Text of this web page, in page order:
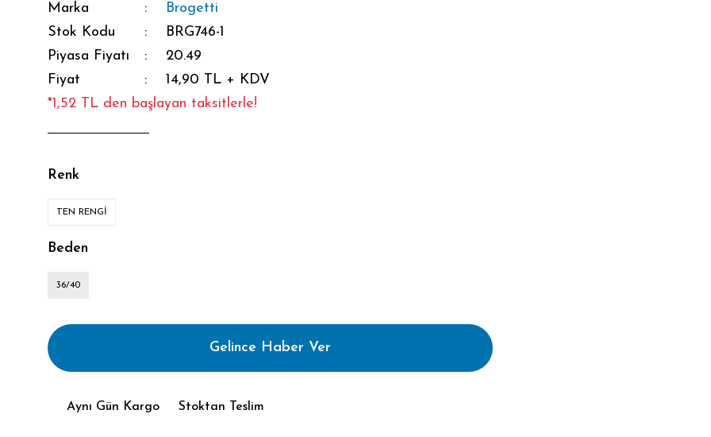
Marka
Brogetti
Stok Kodu
BRG746-1
Piyasa Fiyatı
20.49
Fiyat
14,90 TL + KDV
*1,52 TL den başlayan taksitlerle!
Renk
TEN RENGİ
Beden
36/40
Gelince Haber Ver
Aynı Gün Kargo Stoktan Teslim